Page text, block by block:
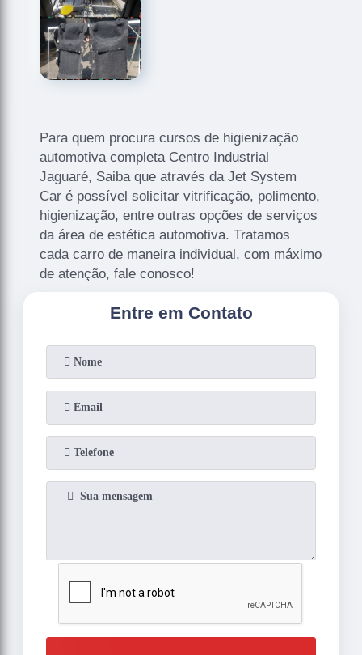
Para quem procura cursos de higienização
automotiva completa Centro Industrial
Jaguaré, Saiba que através da Jet System
Car é possível solicitar vitrificação, polimento,
higienização, entre outras opções de serviços
da área de estética automotiva. Tratamos
cada carro de maneira individual, com máximo
de atenção, fale conosco!
Entre em Contato